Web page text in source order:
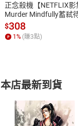
正念殺機【NETFLIX影
Murder Mindfully蓄弒
發】【電子書】
$308
1 % (賺3點)
本店最新到貨